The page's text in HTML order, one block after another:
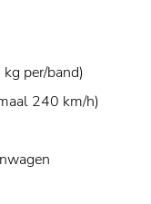
per/band)
240 km/h)